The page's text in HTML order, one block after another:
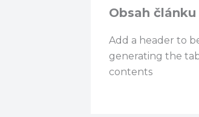
Obsah článku
Add a header to
generating the
contents